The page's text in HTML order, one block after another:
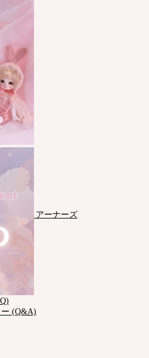
ティック アーナーズ
(Q&A)